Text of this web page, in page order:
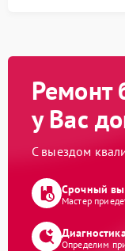
Ремонт
у Вас
С выездом
Срочный
Мастер
Определим